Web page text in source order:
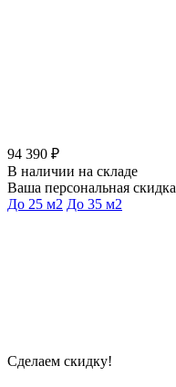
94 390 ₽
В наличии на складе
Ваша персональная скидка
До 25 м2 До 35 м2
Сделаем скидку!